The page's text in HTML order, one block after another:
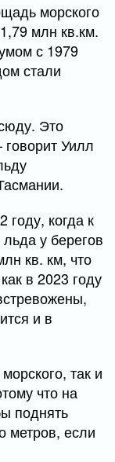
морского
млн кв.км.
с 1979
стали
Это
Уилл
году, когда к
у берегов
кв. км, что
в 2023 году
и в
так и
что на
поднять
метров, если